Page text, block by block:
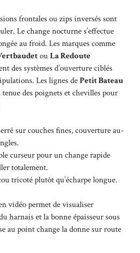
frontales ou zips inversés sont
Le change nocturne s’effectue
au froid. Les marques comme
ouLa Redoute
des systèmes d’ouverture ciblés
Les lignes dePetit Bateau
des poignets et chevilles pour
sur couches fines, couverture au-
curseur pour un change rapide
totalement.
tricoté plutôt qu’écharpe longue.
vidéo permet de visualiser
harnais et la bonne épaisseur sous
au point change la donne sur route